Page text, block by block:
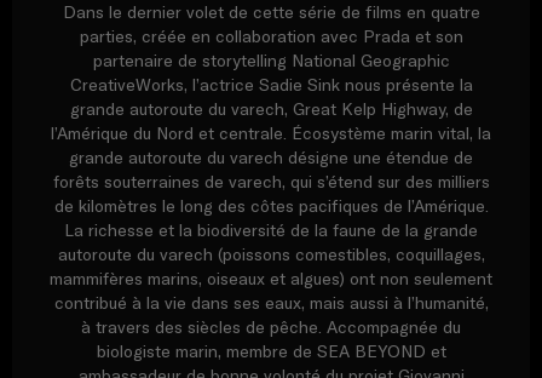
Dans le dernier volet de cette série de films en quatre
parties, créée en collaboration avec Prada et son
partenaire de storytelling National Geographic
CreativeWorks, l’actrice Sadie Sink nous présente la
grande autoroute du varech, Great Kelp Highway, de
l’Amérique du Nord et centrale. Écosystème marin vital, la
grande autoroute du varech désigne une étendue de
forêts souterraines de varech, qui s’étend sur des milliers
de kilomètres le long des côtes pacifiques de l’Amérique.
La richesse et la biodiversité de la faune de la grande
autoroute du varech (poissons comestibles, coquillages,
mammifères marins, oiseaux et algues) ont non seulement
contribué à la vie dans ses eaux, mais aussi à l’humanité,
à travers des siècles de pêche. Accompagnée du
biologiste marin, membre de SEA BEYOND et